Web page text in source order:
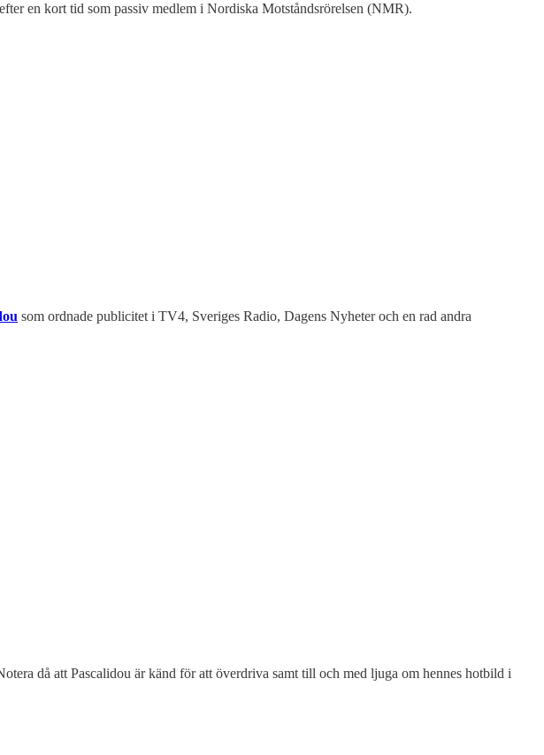
en kort tid som passiv medlem i Nordiska Motståndsrörelsen (NMR).
som ordnade publicitet i TV4, Sveriges Radio, Dagens Nyheter och en rad andra
då att Pascalidou är känd för att överdriva samt till och med ljuga om hennes hotbild i